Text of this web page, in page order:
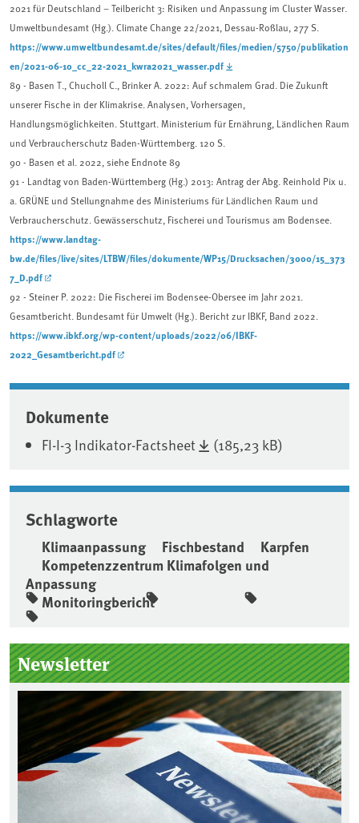
2021 für Deutschland – Teilbericht 3: Risiken und Anpassung im Cluster Wasser.
Umweltbundesamt (Hg.). Climate Change 22/2021, Dessau-Roßlau, 277 S.
https://www.umweltbundesamt.de/sites/default/files/medien/5750/publikation
en/2021-06-10_cc_22-2021_kwra2021_wasser.pdf
89 - Basen T., Chucholl C., Brinker A. 2022: Auf schmalem Grad. Die Zukunft
unserer Fische in der Klimakrise. Analysen, Vorhersagen,
Handlungsmöglichkeiten. Stuttgart. Ministerium für Ernährung, Ländlichen Raum
und Verbraucherschutz Baden-Württemberg. 120 S.
90 - Basen et al. 2022, siehe Endnote 89
91 - Landtag von Baden-Württemberg (Hg.) 2013: Antrag der Abg. Reinhold Pix u.
a. GRÜNE und Stellungnahme des Ministeriums für Ländlichen Raum und
Verbraucherschutz. Gewässerschutz, Fischerei und Tourismus am Bodensee.
https://www.landtag-
bw.de/files/live/sites/LTBW/files/dokumente/WP15/Drucksachen/3000/15_373
7_D.pdf
92 - Steiner P. 2022: Die Fischerei im Bodensee-Obersee im Jahr 2021.
Gesamtbericht. Bundesamt für Umwelt (Hg.). Bericht zur IBKF, Band 2022.
https://www.ibkf.org/wp-content/uploads/2022/06/IBKF-
2022_Gesamtbericht.pdf
Associated content
Dokumente
FI-I-3 Indikator-Factsheet (185,23 kB)
Schlagworte
Klimaanpassung Fischbestand
Karpfen
Kompetenzzentrum Klimafolgen und
Anpassung
Monitoringbericht
Seitenleiste
Newsletter